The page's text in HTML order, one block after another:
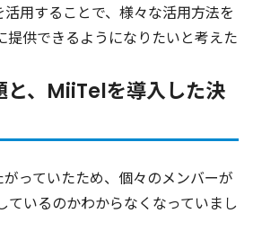
用することで、様々な活用方法を
提供できるようになりたいと考えた
、MiiTelを導入した決
っていたため、個々のメンバーが
ているのかわからなくなっていまし